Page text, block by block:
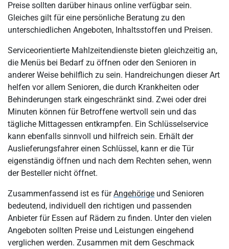
Preise sollten darüber hinaus online verfügbar sein.
Gleiches gilt für eine persönliche Beratung zu den
unterschiedlichen Angeboten, Inhaltsstoffen und Preisen.
Serviceorientierte Mahlzeitendienste bieten gleichzeitig an,
die Menüs bei Bedarf zu öffnen oder den Senioren in
anderer Weise behilflich zu sein. Handreichungen dieser Art
helfen vor allem Senioren, die durch Krankheiten oder
Behinderungen stark eingeschränkt sind. Zwei oder drei
Minuten können für Betroffene wertvoll sein und das
tägliche Mittagessen entkrampfen. Ein Schlüsselservice
kann ebenfalls sinnvoll und hilfreich sein. Erhält der
Auslieferungsfahrer einen Schlüssel, kann er die Tür
eigenständig öffnen und nach dem Rechten sehen, wenn
der Besteller nicht öffnet.
Zusammenfassend ist es fürAngehörige und Senioren
bedeutend, individuell den richtigen und passenden
Anbieter für Essen auf Rädern zu finden. Unter den vielen
Angeboten sollten Preise und Leistungen eingehend
verglichen werden. Zusammen mit dem Geschmack